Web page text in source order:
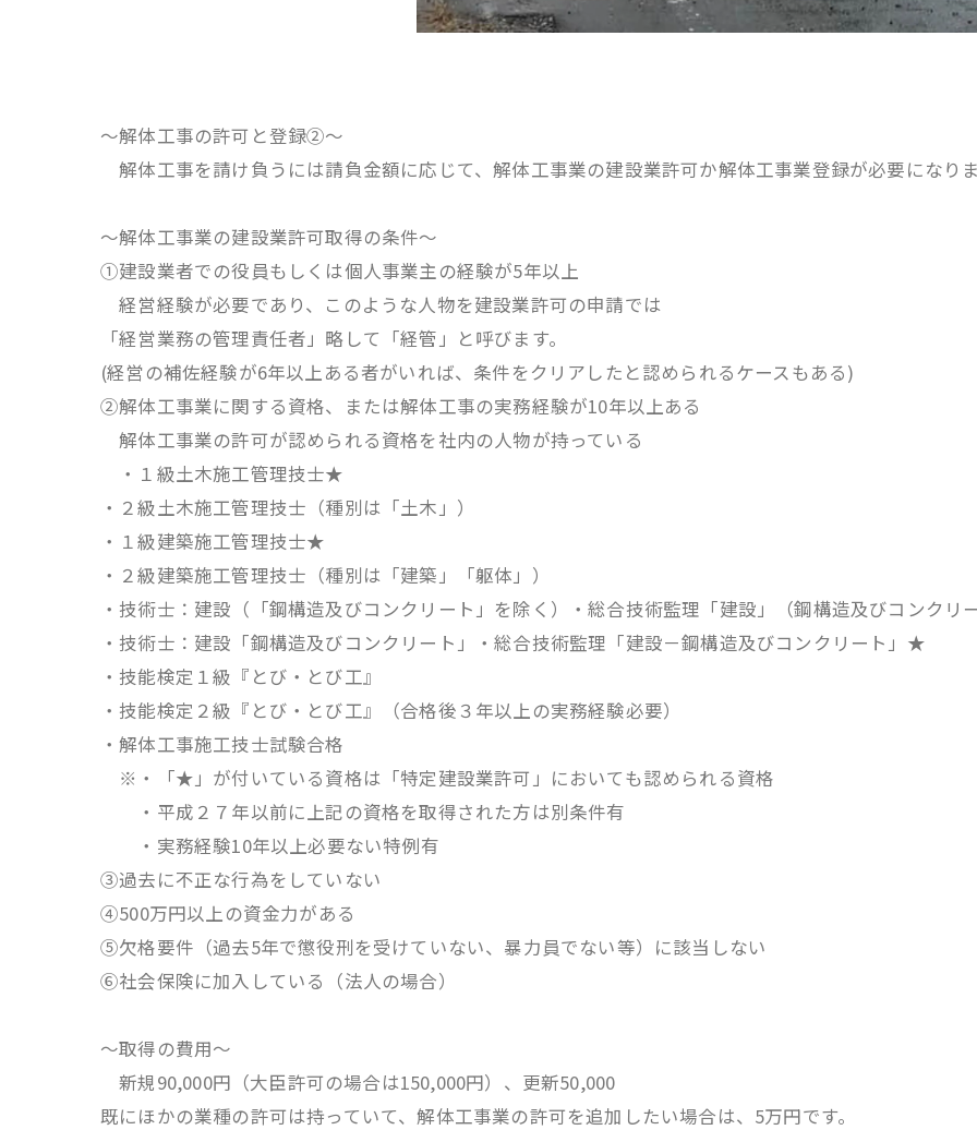
～解体工事の許可と登録②～
解体工事を請け負うには請負金額に応じて、解体工事業の建設業許可か解体工事業登録が必要になり
～解体工事業の建設業許可取得の条件～
①建設業者での役員もしくは個人事業主の経験が5年以上
経営経験が必要であり、このような人物を建設業許可の申請では
「経営業務の管理責任者」略して「経管」と呼びます。
(経営の補佐経験が6年以上ある者がいれば、条件をクリアしたと認められるケースもある)
②解体工事業に関する資格、または解体工事の実務経験が10年以上ある
解体工事業の許可が認められる資格を社内の人物が持っている
・１級土木施工管理技士★
・２級土木施工管理技士（種別は「土木」）
・１級建築施工管理技士★
・２級建築施工管理技士（種別は「建築」「躯体」）
・技術士：建設（「鋼構造及びコンクリート」を除く）・総合技術監理「建設」（鋼構造及びコンク
・技術士：建設「鋼構造及びコンクリート」・総合技術監理「建設－鋼構造及びコンクリート」★
・技能検定１級『とび・とび工』
・技能検定２級『とび・とび工』（合格後３年以上の実務経験必要）
・解体工事施工技士試験合格
※・「★」が付いている資格は「特定建設業許可」においても認められる資格
・平成２７年以前に上記の資格を取得された方は別条件有
・実務経験10年以上必要ない特例有
③過去に不正な行為をしていない
④500万円以上の資金力がある
⑤欠格要件（過去5年で懲役刑を受けていない、暴力員でない等）に該当しない
⑥社会保険に加入している（法人の場合）
～取得の費用～
新規90,000円（大臣許可の場合は150,000円）、更新50,000
既にほかの業種の許可は持っていて、解体工事業の許可を追加したい場合は、5万円です。